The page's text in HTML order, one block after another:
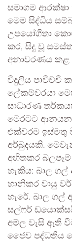
සමාගම ආරක්ෂා
මෙම සිද්ධිය
උපයෝගීතා
කර, සිදු වූ
අනාවරණය කළ
විදුලිය පාවිච්චි
ලේකම්වරයා
සාධාරණ
මෙරටට
එක්වරම ඉස්මතු
අර්බුදයකි.
අහිතකර
හැකිය: බාල
හානිකර වායු
හැරේ. බාල ගල්
සල්ෆර්
අම්ල වැසි ඇති
ජෛව පද්ධතිය